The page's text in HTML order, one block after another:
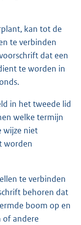
kan tot de
te verbinden
dat een
te worden in
in het tweede lid
welke termijn
wijze niet
worden
te verbinden
behoren dat
boom op en
of andere